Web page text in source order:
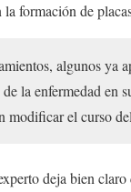
formación de
algunos ya
la enfermedad en
modificar el curso
deja bien claro